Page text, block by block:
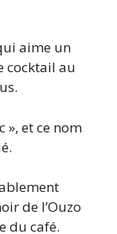
aime un
cocktail au
», et ce nom
de l’Ouzo
du café.